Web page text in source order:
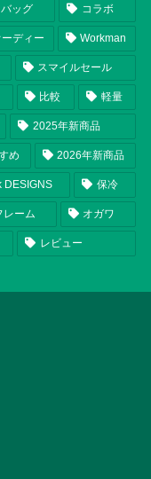
バッグ コラボ
ディー Workman
スマイルセール
比較 軽量
2025年新商品
め 2026年新商品
DESIGNS 保冷
レーム オガワ
レビュー